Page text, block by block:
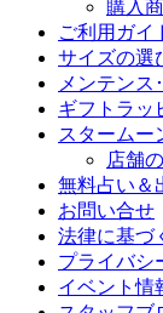
購入
ご利用ガイ
サイズの選
メンテンス
ギフトラッ
スタームー
店舗
無料占い＆
お問い合せ
法律に基づ
プライバシ
イベント情